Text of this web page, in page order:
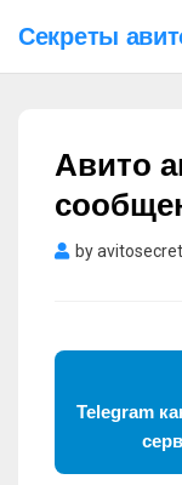
Секреты
Авито
by
Telegram